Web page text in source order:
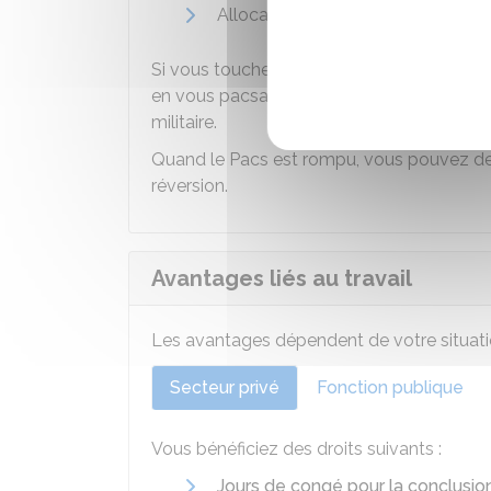
Allocation de veuvage.
Si vous touchez une
en vous pacsant. C'est le cas, par
militaire.
Quand le Pacs est rompu, vous pouvez
réversion.
Avantages liés au travail
Les avantages dépendent de votre
Secteur privé Fonction publique
Vous bénéficiez des droits suivants :
Jours de congé pour la